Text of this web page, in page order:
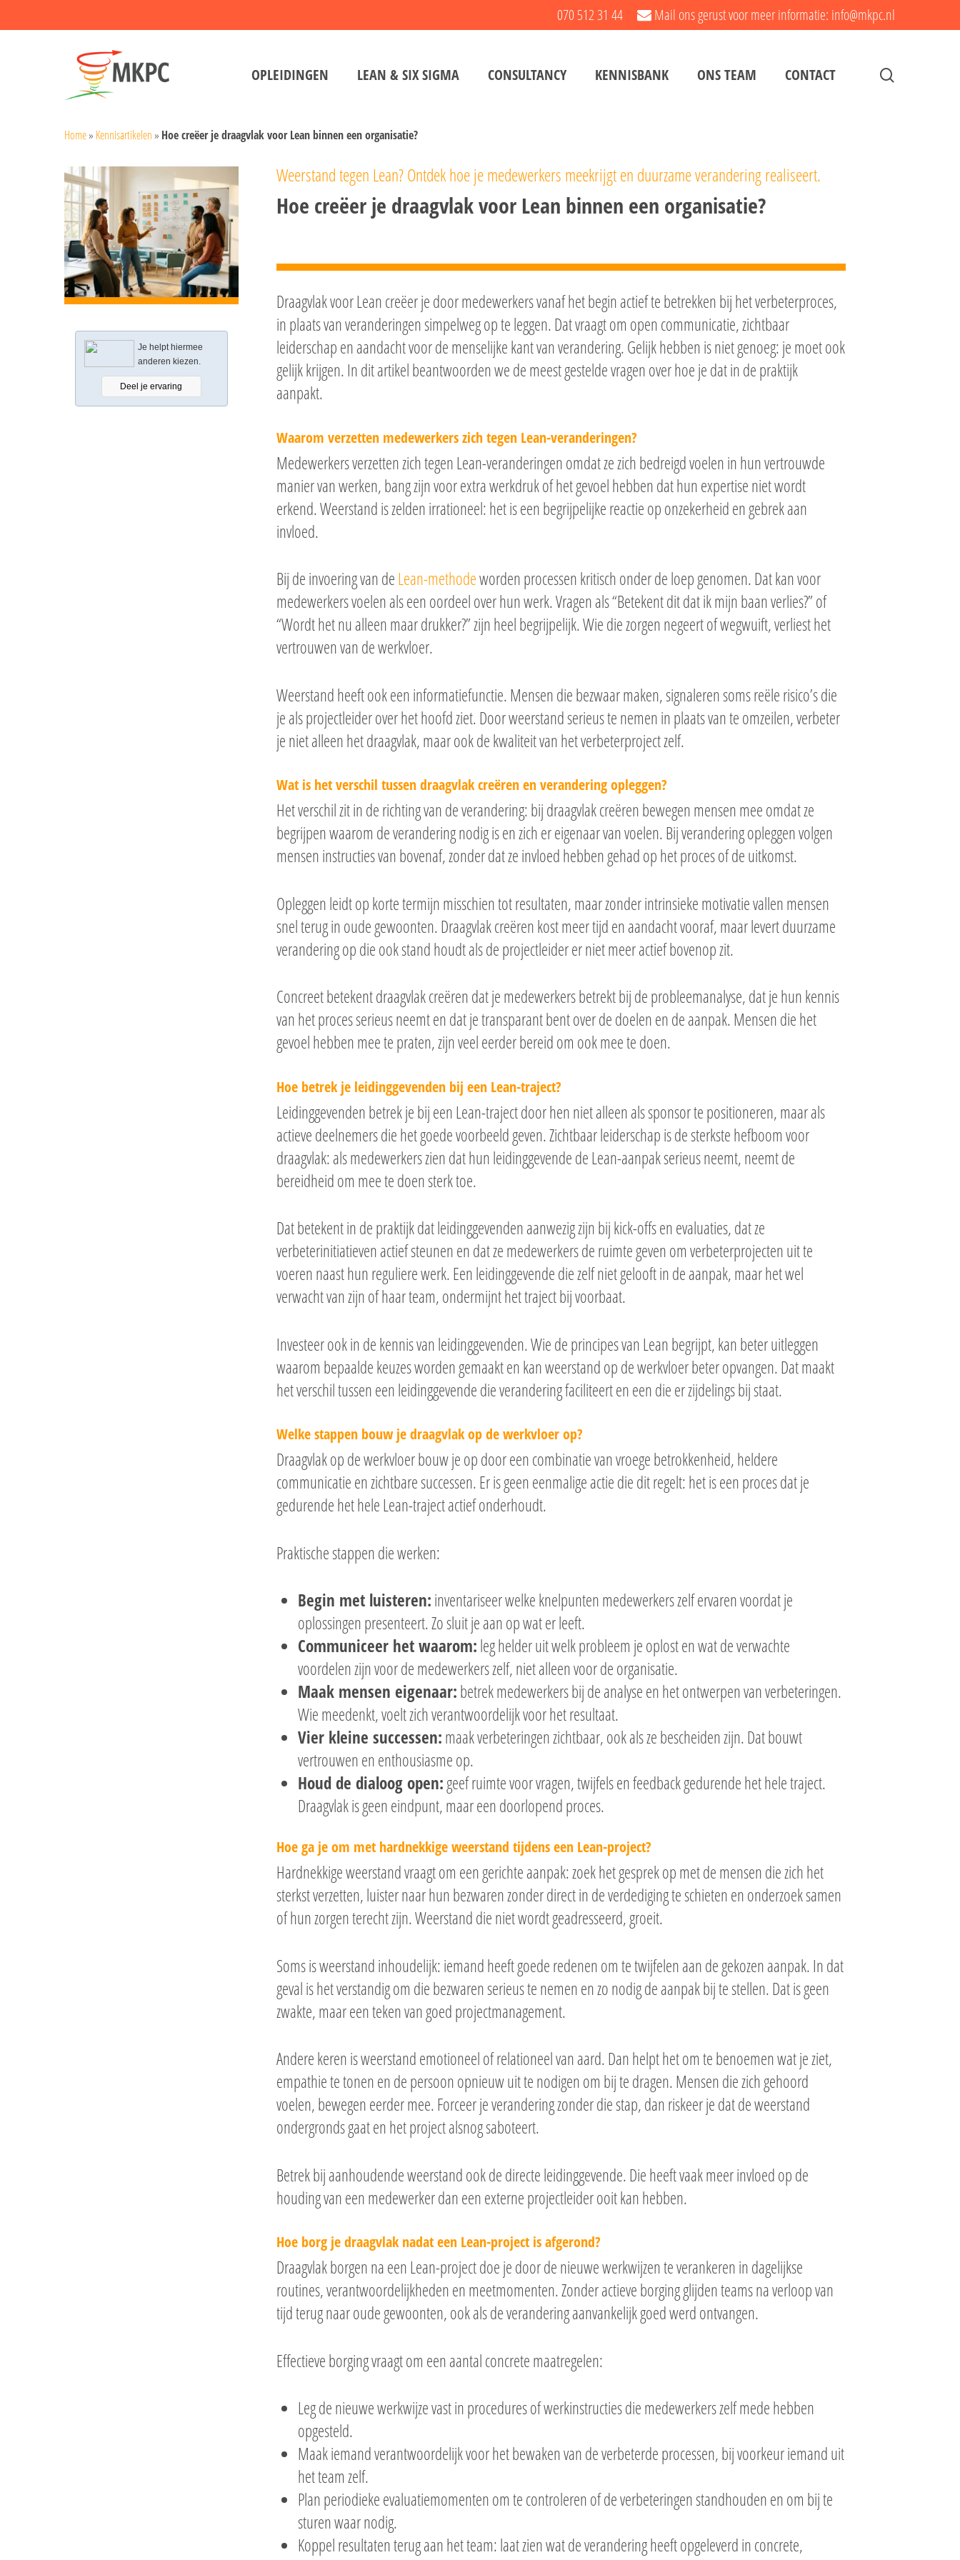
to
070 512 31 44 Mail ons gerust voor meer informatie: info@mkpc.nl
OPLEIDINGEN LEAN & SIX SIGMA CONSULTANCY KENNISBANK ONS TEAM CONTACT
Home» Kennisartikelen» Hoe creëer je draagvlak voor Lean binnen een organisatie?
Je helpt hiermee
anderen kiezen.
Deel je ervaring
Weerstand tegen Lean? Ontdek hoe je medewerkers meekrijgt en duurzame verandering realiseert.
Hoe creëer je draagvlak voor Lean binnen een organisatie?
Draagvlak voor Lean creëer je door medewerkers vanaf het begin actief te betrekken bij het verbeterproces,
in plaats van veranderingen simpelweg op te leggen. Dat vraagt om open communicatie, zichtbaar
leiderschap en aandacht voor de menselijke kant van verandering. Gelijk hebben is niet genoeg: je moet ook
gelijk krijgen. In dit artikel beantwoorden we de meest gestelde vragen over hoe je dat in de praktijk
aanpakt.
Waarom verzetten medewerkers zich tegen Lean-veranderingen?
Medewerkers verzetten zich tegen Lean-veranderingen omdat ze zich bedreigd voelen in hun vertrouwde
manier van werken, bang zijn voor extra werkdruk of het gevoel hebben dat hun expertise niet wordt
erkend. Weerstand is zelden irrationeel: het is een begrijpelijke reactie op onzekerheid en gebrek aan
invloed.
Bij de invoering van deLean-methodeworden processen kritisch onder de loep genomen. Dat kan voor
medewerkers voelen als een oordeel over hun werk. Vragen als “Betekent dit dat ik mijn baan verlies?” of
“Wordt het nu alleen maar drukker?” zijn heel begrijpelijk. Wie die zorgen negeert of wegwuift, verliest het
vertrouwen van de werkvloer.
Weerstand heeft ook een informatiefunctie. Mensen die bezwaar maken, signaleren soms reële risico’s die
je als projectleider over het hoofd ziet. Door weerstand serieus te nemen in plaats van te omzeilen, verbeter
je niet alleen het draagvlak, maar ook de kwaliteit van het verbeterproject zelf.
Wat is het verschil tussen draagvlak creëren en verandering opleggen?
Het verschil zit in de richting van de verandering: bij draagvlak creëren bewegen mensen mee omdat ze
begrijpen waarom de verandering nodig is en zich er eigenaar van voelen. Bij verandering opleggen volgen
mensen instructies van bovenaf, zonder dat ze invloed hebben gehad op het proces of de uitkomst.
Opleggen leidt op korte termijn misschien tot resultaten, maar zonder intrinsieke motivatie vallen mensen
snel terug in oude gewoonten. Draagvlak creëren kost meer tijd en aandacht vooraf, maar levert duurzame
verandering op die ook stand houdt als de projectleider er niet meer actief bovenop zit.
Concreet betekent draagvlak creëren dat je medewerkers betrekt bij de probleemanalyse, dat je hun kennis
van het proces serieus neemt en dat je transparant bent over de doelen en de aanpak. Mensen die het
gevoel hebben mee te praten, zijn veel eerder bereid om ook mee te doen.
Hoe betrek je leidinggevenden bij een Lean-traject?
Leidinggevenden betrek je bij een Lean-traject door hen niet alleen als sponsor te positioneren, maar als
actieve deelnemers die het goede voorbeeld geven. Zichtbaar leiderschap is de sterkste hefboom voor
draagvlak: als medewerkers zien dat hun leidinggevende de Lean-aanpak serieus neemt, neemt de
bereidheid om mee te doen sterk toe.
Dat betekent in de praktijk dat leidinggevenden aanwezig zijn bij kick-offs en evaluaties, dat ze
verbeterinitiatieven actief steunen en dat ze medewerkers de ruimte geven om verbeterprojecten uit te
voeren naast hun reguliere werk. Een leidinggevende die zelf niet gelooft in de aanpak, maar het wel
verwacht van zijn of haar team, ondermijnt het traject bij voorbaat.
Investeer ook in de kennis van leidinggevenden. Wie de principes van Lean begrijpt, kan beter uitleggen
waarom bepaalde keuzes worden gemaakt en kan weerstand op de werkvloer beter opvangen. Dat maakt
het verschil tussen een leidinggevende die verandering faciliteert en een die er zijdelings bij staat.
Welke stappen bouw je draagvlak op de werkvloer op?
Draagvlak op de werkvloer bouw je op door een combinatie van vroege betrokkenheid, heldere
communicatie en zichtbare successen. Er is geen eenmalige actie die dit regelt: het is een proces dat je
gedurende het hele Lean-traject actief onderhoudt.
Praktische stappen die werken:
Begin met luisteren:inventariseer welke knelpunten medewerkers zelf ervaren voordat je
oplossingen presenteert. Zo sluit je aan op wat er leeft.
Communiceer het waarom:leg helder uit welk probleem je oplost en wat de verwachte
voordelen zijn voor de medewerkers zelf, niet alleen voor de organisatie.
Maak mensen eigenaar:betrek medewerkers bij de analyse en het ontwerpen van verbeteringen.
Wie meedenkt, voelt zich verantwoordelijk voor het resultaat.
Vier kleine successen:maak verbeteringen zichtbaar, ook als ze bescheiden zijn. Dat bouwt
vertrouwen en enthousiasme op.
Houd de dialoog open:geef ruimte voor vragen, twijfels en feedback gedurende het hele traject.
Draagvlak is geen eindpunt, maar een doorlopend proces.
Hoe ga je om met hardnekkige weerstand tijdens een Lean-project?
Hardnekkige weerstand vraagt om een gerichte aanpak: zoek het gesprek op met de mensen die zich het
sterkst verzetten, luister naar hun bezwaren zonder direct in de verdediging te schieten en onderzoek samen
of hun zorgen terecht zijn. Weerstand die niet wordt geadresseerd, groeit.
Soms is weerstand inhoudelijk: iemand heeft goede redenen om te twijfelen aan de gekozen aanpak. In dat
geval is het verstandig om die bezwaren serieus te nemen en zo nodig de aanpak bij te stellen. Dat is geen
zwakte, maar een teken van goed projectmanagement.
Andere keren is weerstand emotioneel of relationeel van aard. Dan helpt het om te benoemen wat je ziet,
empathie te tonen en de persoon opnieuw uit te nodigen om bij te dragen. Mensen die zich gehoord
voelen, bewegen eerder mee. Forceer je verandering zonder die stap, dan riskeer je dat de weerstand
ondergronds gaat en het project alsnog saboteert.
Betrek bij aanhoudende weerstand ook de directe leidinggevende. Die heeft vaak meer invloed op de
houding van een medewerker dan een externe projectleider ooit kan hebben.
Hoe borg je draagvlak nadat een Lean-project is afgerond?
Draagvlak borgen na een Lean-project doe je door de nieuwe werkwijzen te verankeren in dagelijkse
routines, verantwoordelijkheden en meetmomenten. Zonder actieve borging glijden teams na verloop van
tijd terug naar oude gewoonten, ook als de verandering aanvankelijk goed werd ontvangen.
Effectieve borging vraagt om een aantal concrete maatregelen:
Leg de nieuwe werkwijze vast in procedures of werkinstructies die medewerkers zelf mede hebben
opgesteld.
Maak iemand verantwoordelijk voor het bewaken van de verbeterde processen, bij voorkeur iemand uit
het team zelf.
Plan periodieke evaluatiemomenten om te controleren of de verbeteringen standhouden en om bij te
sturen waar nodig.
Koppel resultaten terug aan het team: laat zien wat de verandering heeft opgeleverd in concrete,